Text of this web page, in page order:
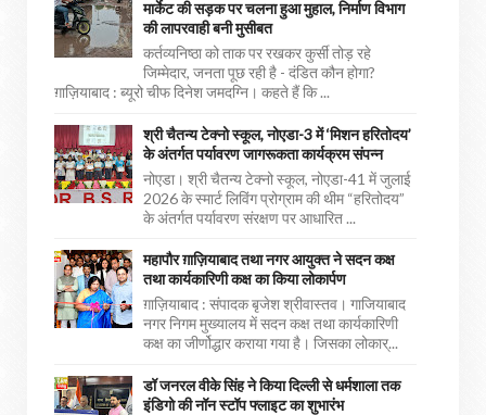
मार्केट की सड़क पर चलना हुआ मुहाल, निर्माण विभाग
की लापरवाही बनी मुसीबत
कर्तव्यनिष्ठा को ताक पर रखकर कुर्सी तोड़ रहे
जिम्मेदार, जनता पूछ रही है - दंडित कौन होगा?
ग़ाज़ियाबाद : ब्यूरो चीफ दिनेश जमदग्नि। कहते हैं कि ...
श्री चैतन्य टेक्नो स्कूल, नोएडा-3 में ‘मिशन हरितोदय’
के अंतर्गत पर्यावरण जागरूकता कार्यक्रम संपन्न
नोएडा। श्री चैतन्य टेक्नो स्कूल, नोएडा-41 में जुलाई
2026 के स्मार्ट लिविंग प्रोग्राम की थीम “हरितोदय”
के अंतर्गत पर्यावरण संरक्षण पर आधारित ...
महापौर ग़ाज़ियाबाद तथा नगर आयुक्त ने सदन कक्ष
तथा कार्यकारिणी कक्ष का किया लोकार्पण
ग़ाज़ियाबाद : संपादक बृजेश श्रीवास्तव। गाजियाबाद
नगर निगम मुख्यालय में सदन कक्ष तथा कार्यकारिणी
कक्ष का जीर्णोद्धार कराया गया है। जिसका लोकार्...
डॉ जनरल वीके सिंह ने किया दिल्ली से धर्मशाला तक
इंडिगो की नॉन स्टॉप फ्लाइट का शुभारंभ